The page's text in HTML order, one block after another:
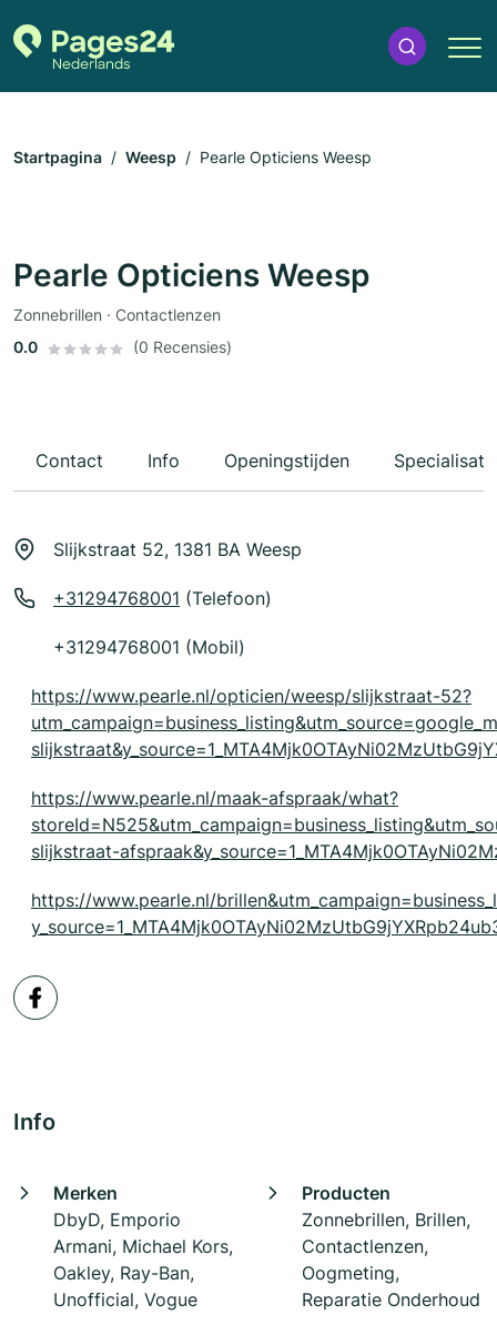
Startpagina Weesp Pearle Opticiens Weesp
Pearle Opticiens Weesp
Zonnebrillen · Contactlenzen
0.0
(0 Recensies)
Contact Info Openingstijden
Slijkstraat 52, 1381 BA Weesp
+31294768001 (Telefoon)
+31294768001 (Mobil)
https://www.pearle.nl/opticien/weesp/slijkstraat-52?
https://www.pearle.nl/maak-afspraak/what?
slijkstraat-
https://www.pearle.nl/
Info
Merken
DbyD, Emporio
Armani, Michael Kors,
Oakley, Ray-Ban,
Unofficial, Vogue
Producten
Zonnebrillen, Brillen,
Contactlenzen,
Oogmeting,
Reparatie Onderhoud